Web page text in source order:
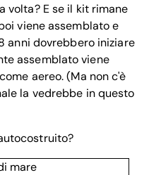
volta? E se il kit rimane
viene assemblato e
anni dovrebbero iniziare
assemblato viene
aereo. (Ma non c'è
la vedrebbe in questo